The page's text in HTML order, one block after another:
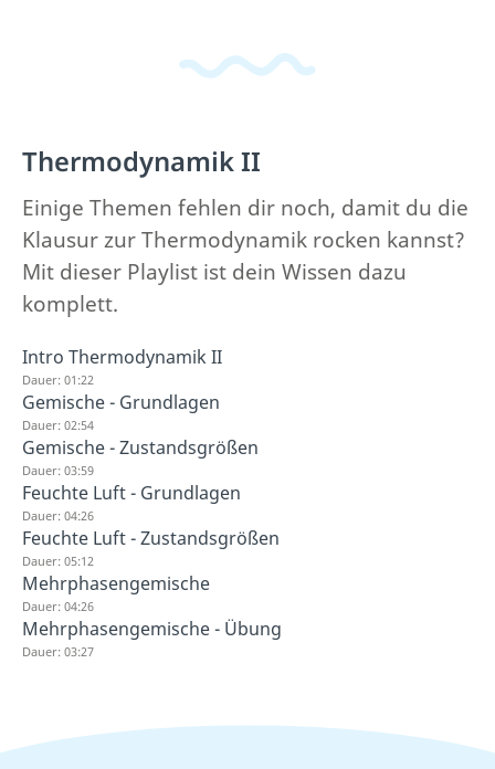
Thermodynamik II
Einige Themen fehlen dir noch, damit du die
Klausur zur Thermodynamik rocken kannst?
Mit dieser Playlist ist dein Wissen dazu
komplett.
Intro Thermodynamik II
Dauer: 01:22
Gemische - Grundlagen
Dauer: 02:54
Gemische - Zustandsgrößen
Dauer: 03:59
Feuchte Luft - Grundlagen
Dauer: 04:26
Feuchte Luft - Zustandsgrößen
Dauer: 05:12
Mehrphasengemische
Dauer: 04:26
Mehrphasengemische - Übung
Dauer: 03:27